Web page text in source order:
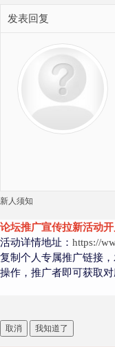
发表回复
新人须知
论坛推广宣传拉新活动
活动详情地址： https://
复制个人专属推广链接
操作，推广者即可获取
取消 我知道了